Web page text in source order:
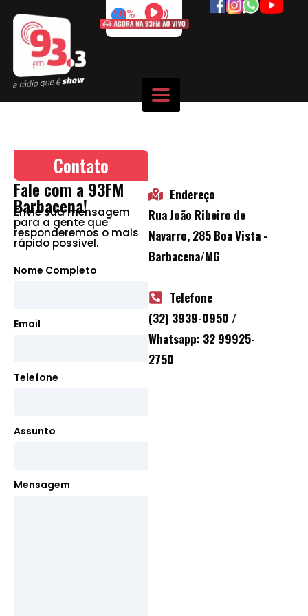
50%
Contato
Fale com a 93FM
Barbacena!
Envie sua mensagem
para a gente que
responderemos o mais
rápido possivel.
Nome Completo
Email
Telefone
Assunto
Mensagem
Endereço
Rua João Ribeiro de
Navarro, 285 Boa Vista -
Barbacena/MG
Telefone
(32) 3939-0950 /
Whatsapp: 32 99925-
2750